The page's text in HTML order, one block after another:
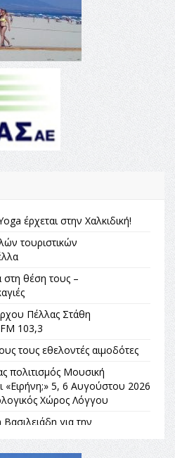
έρχεται στην Χαλκιδική!
τουριστικών
στη θέση τους –
Πέλλας Στάθη
103,3
τους εθελοντές αιμοδότες
πολιτισμός Μουσική
«Ειρήνη;» 5, 6 Αυγούστου 2026
Χώρος Λόγγου
για την
«Σε τέτοιες κορυφαίες
μόνο η ευθύνη απέναντι